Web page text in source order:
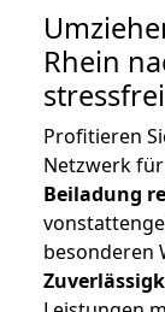
Rhein
stressfrei
Profitieren
Netzwerk
Beiladung
besonderen